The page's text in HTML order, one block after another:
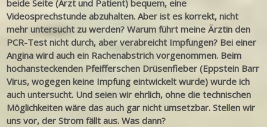
beide Seite (Arzt und Patient) bequem, eine
Videosprechstunde abzuhalten. Aber ist es korrekt, nicht
mehr untersucht zu werden? Warum führt meine Ärztin den
PCR-Test nicht durch, aber verabreicht Impfungen? Bei einer
Angina wird auch ein Rachenabstrich vorgenommen. Beim
hochansteckenden Pfeifferschen Drüsenfieber (Eppstein Barr
Virus, wogegen keine Impfung eintwickelt wurde) wurde ich
auch untersucht. Und seien wir ehrlich, ohne die technischen
Möglichkeiten wäre das auch gar nicht umsetzbar. Stellen wir
uns vor, der Strom fällt aus. Was dann?